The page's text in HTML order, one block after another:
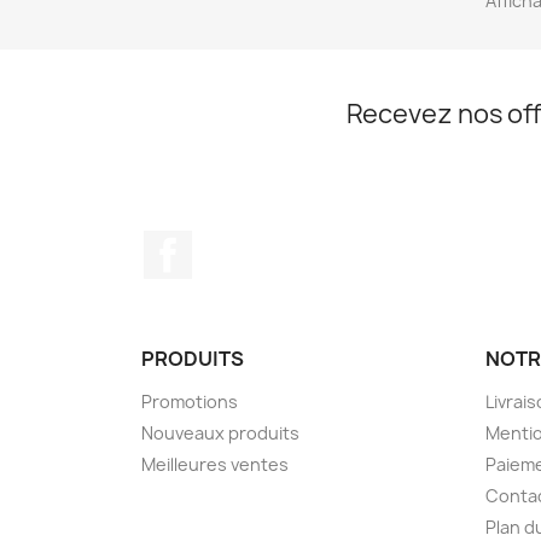
Recevez nos
PRODUITS
Promotions
Nouveaux produits
Meilleures ventes
Plan